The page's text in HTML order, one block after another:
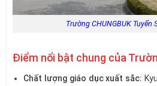
Trường CHUNGBUK Tuyển
Điểm nổi bật chung của
Chất lượng giáo dục xuất sắc: